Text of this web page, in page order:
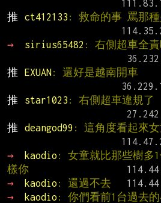
推
ct412133 : 救命的事 罵那種
→
sirius65482 : 右側超車全
推
EXUAN: 還好是越南開車
推
star1023 : 右側超車違規了
推
deangod99 : 這角度看起來
→
kaodio : 女童就比那些樹多
樣你
→
kaodio : 還過不去
→
kaodio : 你們看前1台過去